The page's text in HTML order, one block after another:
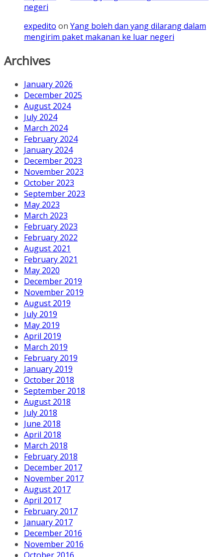
negeri
expedito on Yang boleh dan yang dilarang dalam
mengirim paket makanan ke luar negeri
Archives
January 2026
December 2025
August 2024
July 2024
March 2024
February 2024
January 2024
December 2023
November 2023
October 2023
September 2023
May 2023
March 2023
February 2023
February 2022
August 2021
February 2021
May 2020
December 2019
November 2019
August 2019
July 2019
May 2019
April 2019
March 2019
February 2019
January 2019
October 2018
September 2018
August 2018
July 2018
June 2018
April 2018
March 2018
February 2018
December 2017
November 2017
August 2017
April 2017
February 2017
January 2017
December 2016
November 2016
October 2016